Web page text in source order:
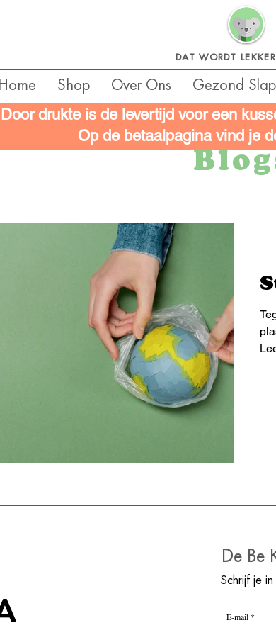
DAT WORDT
Home Shop Over Ons Gezond
Door drukte is de levertijd voor een
Op de betaalpagina vind je
De Be
Schrijf je
E-mail